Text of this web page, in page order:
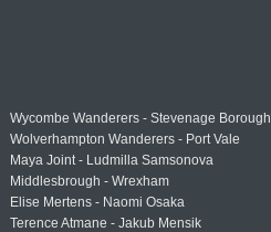
Wycombe Wanderers - Stevenage Borough
Wolverhampton Wanderers - Port Vale
Maya Joint - Ludmilla Samsonova
Middlesbrough - Wrexham
Elise Mertens - Naomi Osaka
Terence Atmane - Jakub Mensik